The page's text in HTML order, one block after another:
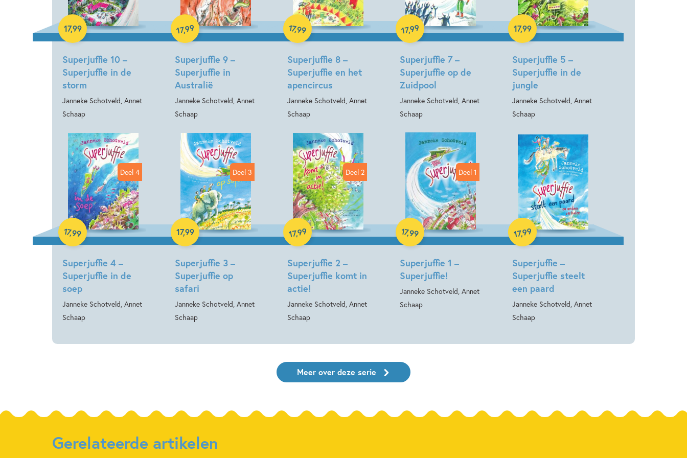
Superjuffie 10 –
Superjuffie in de
storm
Janneke Schotveld, Annet
Schaap
17,99
Hardcover
Superjuffie 9 –
Superjuffie in
Australië
Janneke Schotveld, Annet
Schaap
17,99
Hardcover
Superjuffie 8 –
Superjuffie en het
apencircus
Janneke Schotveld, Annet
Schaap
17,99
Hardcover
Superjuffie 7 –
Superjuffie op de
Zuidpool
Janneke Schotveld, Annet
Schaap
17,99
Hardcover
Superjuffie 5 –
Superjuffie in de
jungle
Janneke Schotveld, Annet
Schaap
17,99
Hardcover
Deel 4
Superjuffie 4 –
Superjuffie in de
soep
Janneke Schotveld, Annet
Schaap
17,99
Hardcover
Deel 3
Superjuffie 3 –
Superjuffie op
safari
Janneke Schotveld, Annet
Schaap
17,99
Hardcover
Deel 2
Superjuffie 2 –
Superjuffie komt in
actie!
Janneke Schotveld, Annet
Schaap
17,99
Hardcover
Deel 1
Superjuffie 1 –
Superjuffie!
Janneke Schotveld, Annet
Schaap
17,99
Hardcover
Superjuffie –
Superjuffie steelt
een paard
Janneke Schotveld, Annet
Schaap
17,99
Hardcover
Meer over deze serie
Gerelateerde artikelen